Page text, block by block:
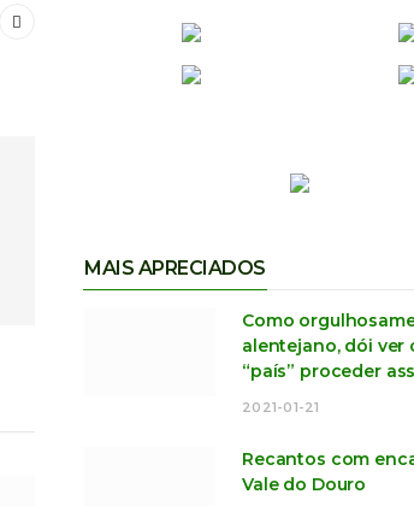
MAIS APRECIADOS
Como
alentejano, dói ver
“país” proceder
2021-01-21
Recantos com
Vale do Douro